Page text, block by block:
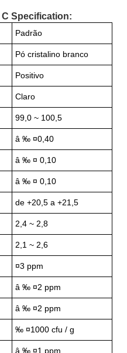
Specification:
Padrão
Pó cristalino branco
Positivo
Claro
99,0 ~ 100,5
â ‰ ¤0,40
â ‰ ¤ 0,10
â ‰ ¤ 0,10
de +20,5 a +21,5
2,4 ~ 2,8
2,1 ~ 2,6
¤3 ppm
â ‰ ¤2 ppm
â ‰ ¤2 ppm
‰ ¤1000 cfu / g
â ‰ ¤1 ppm